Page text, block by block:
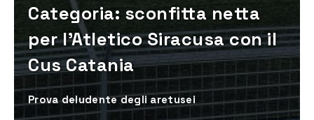
Categoria: sconfitta netta
per l’Atletico Siracusa con il
Cus Catania
Prova deludente degli aretusei